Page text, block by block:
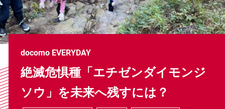
docomo EVERYDAY
絶滅危惧種「エチゼンダイモンジ
ソウ」を未来へ残すには？